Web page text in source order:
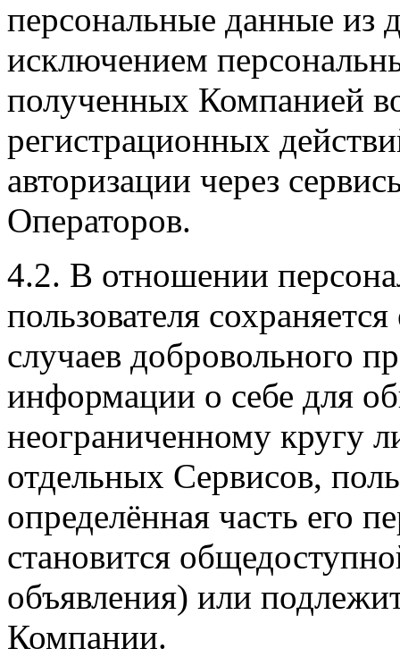
персональные данные из
исключением
полученных Компанией
регистрационных
авторизации через
Операторов.
4.2. В отношении
пользователя
случаев добровольного
информации о себе для
неограниченному кругу
отдельных Сервисов,
определённая часть его
становится
объявления) или
Компании.